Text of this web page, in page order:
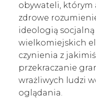
obywateli, którym
zdrowe
ideologią
wielkomiejskich
czynienia z
przekraczanie
wrażliwych ludzi
oglądania.